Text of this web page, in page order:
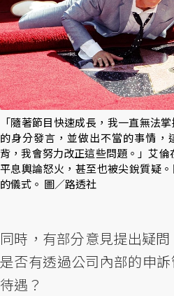
「隨著節目快速成長，我一直無法
的身分發言，並做出不當的事情，
背，我會努力改正這些問題。」艾
平息輿論怒火，甚至也被尖銳質疑
的儀式。 圖／路透社
同時，有部分意見提出疑
是否有透過公司內部的申
待遇？